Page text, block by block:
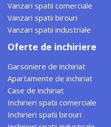
Vanzari spatii comerciale
Vanzari spatii birouri
Vanzari spatii industriale
Oferte de inchiriere
Garsoniere de inchiriat
Apartamente de inchiriat
Case de inchiriat
Inchirieri spatii comerciale
Inchirieri spatii birouri